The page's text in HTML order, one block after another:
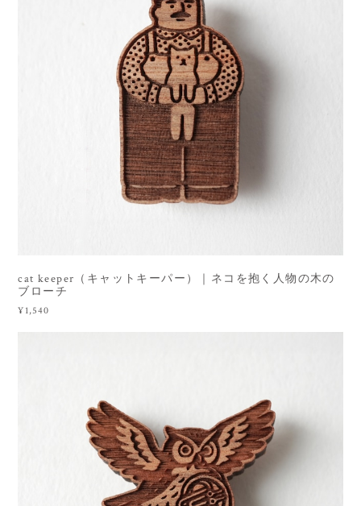
cat keeper（キャットキーパー）｜ネコを抱く人物の木の
ブローチ
¥1,540